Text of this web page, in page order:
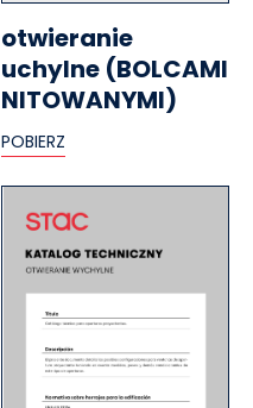
otwieranie
uchylne (BOLCAMI
NITOWANYMI)
POBIERZ